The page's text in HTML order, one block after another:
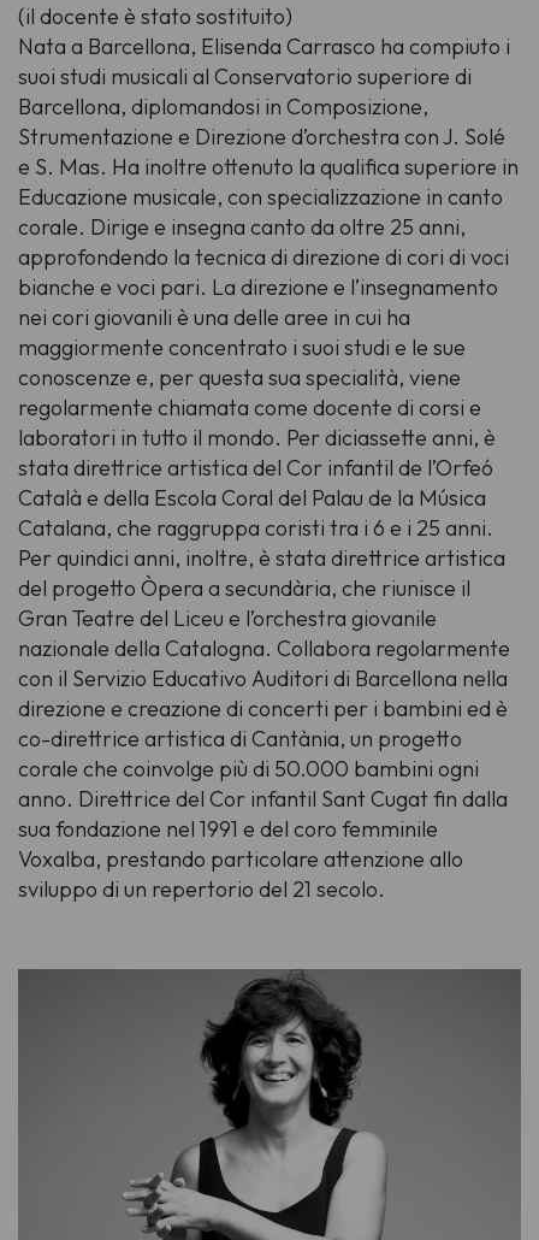
(il docente è stato sostituito)
Nata a Barcellona, Elisenda Carrasco ha compiuto i
suoi studi musicali al Conservatorio superiore di
Barcellona, diplomandosi in Composizione,
Strumentazione e Direzione d’orchestra con J. Solé
e S. Mas. Ha inoltre ottenuto la qualifica superiore in
Educazione musicale, con specializzazione in canto
corale. Dirige e insegna canto da oltre 25 anni,
approfondendo la tecnica di direzione di cori di voci
bianche e voci pari. La direzione e l’insegnamento
nei cori giovanili è una delle aree in cui ha
maggiormente concentrato i suoi studi e le sue
conoscenze e, per questa sua specialità, viene
regolarmente chiamata come docente di corsi e
laboratori in tutto il mondo. Per diciassette anni, è
stata direttrice artistica del Cor infantil de l’Orfeó
Català e della Escola Coral del Palau de la Música
Catalana, che raggruppa coristi tra i 6 e i 25 anni.
Per quindici anni, inoltre, è stata direttrice artistica
del progetto Òpera a secundària, che riunisce il
Gran Teatre del Liceu e l’orchestra giovanile
nazionale della Catalogna. Collabora regolarmente
con il Servizio Educativo Auditori di Barcellona nella
direzione e creazione di concerti per i bambini ed è
co-direttrice artistica di Cantània, un progetto
corale che coinvolge più di 50.000 bambini ogni
anno. Direttrice del Cor infantil Sant Cugat fin dalla
sua fondazione nel 1991 e del coro femminile
Voxalba, prestando particolare attenzione allo
sviluppo di un repertorio del 21 secolo.